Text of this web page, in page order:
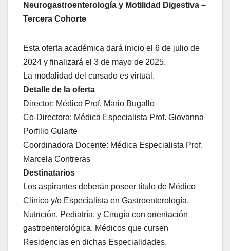
Neurogastroenterología y Motilidad Digestiva –
Tercera Cohorte
Esta oferta académica dará inicio el 6 de julio de
2024 y finalizará el 3 de mayo de 2025.
La modalidad del cursado es virtual.
Detalle de la oferta
Director: Médico Prof. Mario Bugallo
Co-Directora: Médica Especialista Prof. Giovanna
Porfilio Gularte
Coordinadora Docente: Médica Especialista Prof.
Marcela Contreras
Destinatarios
Los aspirantes deberán poseer título de Médico
Clínico y/o Especialista en Gastroenterología,
Nutrición, Pediatría, y Cirugía con orientación
gastroenterológica. Médicos que cursen
Residencias en dichas Especialidades.